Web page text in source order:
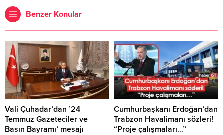
Benzer Konular
Vali Çuhadar’dan ’24
Temmuz Gazeteciler ve
Basın Bayramı’ mesajı
Cumhurbaşkanı Erdoğan’dan
Trabzon Havalimanı sözleri!
“Proje çalışmaları…”